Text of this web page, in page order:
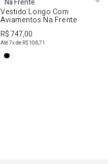
Vestido Longo Com
Aviamentos Na Frente
R$ 747,00
Até7x de R$ 106,71